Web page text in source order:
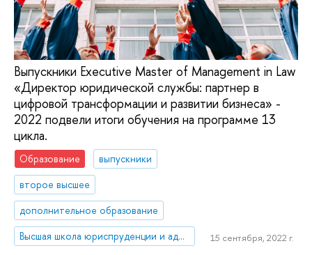
Выпускники Executive Master of Management in Law
«Директор юридической службы: партнер в
цифровой трансформации и развитии бизнеса» -
2022 подвели итоги обучения на программе 13
цикла.
Образование
выпускники
второе высшее
дополнительное образование
Высшая школа юриспруденции и администрирования
15 сентября, 2022 г.